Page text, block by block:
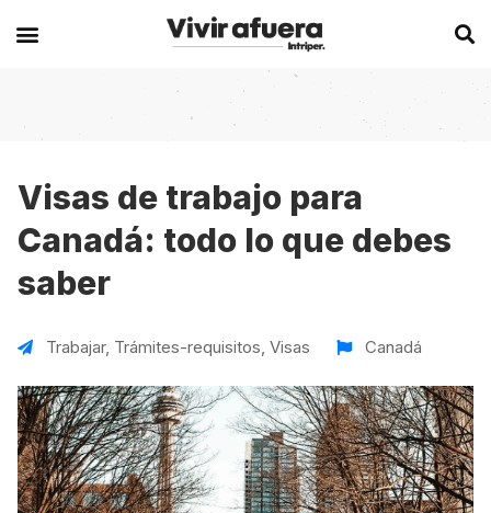
Secciones
Becas
Historias de viajeros
Intercambios
Voluntariados
Work
Working Holidays
Europa
Alemania
Bélgica
Chipre
Irlanda
Italia
Malta
Experiencias en el extranjero
Australia
Canadá
España
Nueva Zelanda
VER TODAS LAS EXPERIENCIAS
Visas de trabajo para
Canadá: todo lo que debes
saber
Trabajar, Trámites-requisitos, Visas Canadá